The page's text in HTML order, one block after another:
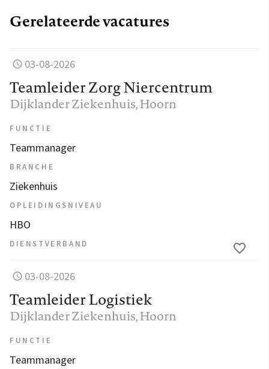
Gerelateerde vacatures
03-08-2026
Teamleider Zorg Niercentrum
Dijklander Ziekenhuis, Hoorn
FUNCTIE
Teammanager
BRANCHE
Ziekenhuis
OPLEIDINGSNIVEAU
HBO
DIENSTVERBAND
03-08-2026
Teamleider Logistiek
Dijklander Ziekenhuis, Hoorn
FUNCTIE
Teammanager